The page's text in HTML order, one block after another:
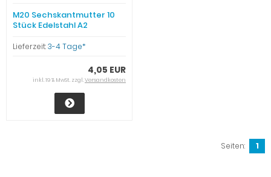
M20 Sechskantmutter 10
Stück Edelstahl A2
Lieferzeit:3-4 Tage*
4,05 EUR
inkl. 19 % MwSt. zzgl.Versandkosten
Seiten: 1